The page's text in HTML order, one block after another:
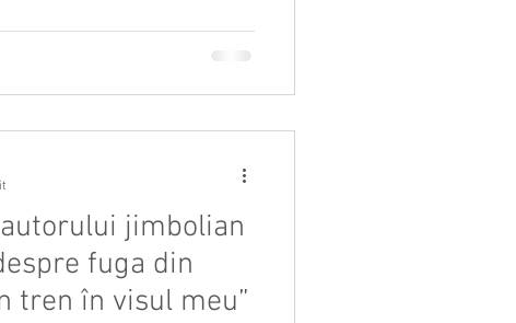
jimbolian
fuga din
tren în visul meu”